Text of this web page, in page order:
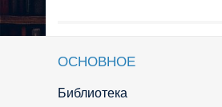
ОСНОВНОЕ
Библиотека